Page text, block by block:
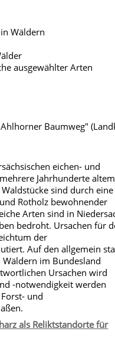
Wäldern
ausgewählter Arten
Baumweg"
eichen- und
Jahrhunderte altem
sind durch eine
Rotholz bewohnender
Arten sind in
bedroht. Ursachen für
der
Auf den allgemein
Wäldern im Bundesland
Ursachen wird
-notwendigkeit werden
und
als Reliktstandorte für